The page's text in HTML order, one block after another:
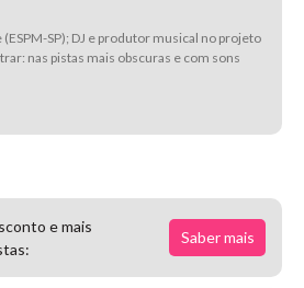
SP); DJ e produtor musical no projeto
nas pistas mais obscuras e com sons
e mais
Saber mais